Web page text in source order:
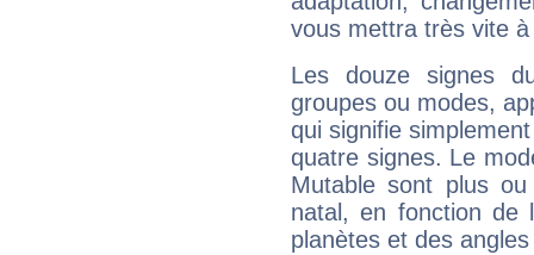
vous mettra très vite
Les douze signes
groupes ou modes,
qui signifie
quatre signes. Le
Mutable sont plus
natal, en fonction de
planètes et des